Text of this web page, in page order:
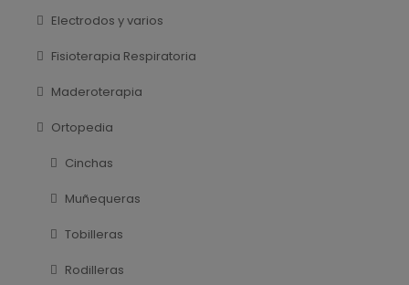
Electrodos y varios
Fisioterapia Respiratoria
Maderoterapia
Ortopedia
Cinchas
Muñequeras
Tobilleras
Rodilleras